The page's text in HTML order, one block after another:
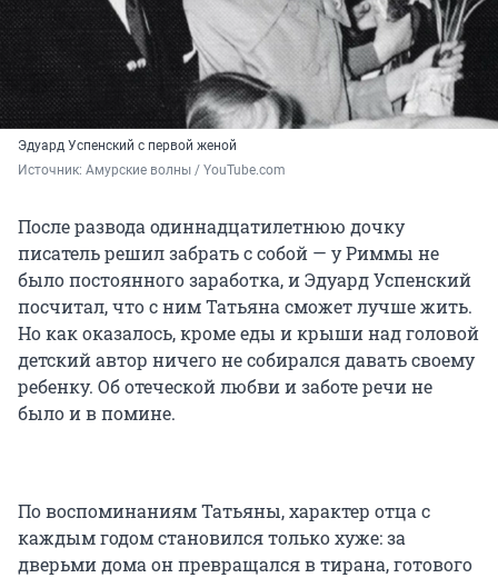
Эдуард Успенский с первой женой
Источник: Амурские волны / YouTube.com
После развода одиннадцатилетнюю дочку
писатель решил забрать с собой — у Риммы не
было постоянного заработка, и Эдуард Успенский
посчитал, что с ним Татьяна сможет лучше жить.
Но как оказалось, кроме еды и крыши над головой
детский автор ничего не собирался давать своему
ребенку. Об отеческой любви и заботе речи не
было и в помине.
По воспоминаниям Татьяны, характер отца с
каждым годом становился только хуже: за
дверьми дома он превращался в тирана, готового